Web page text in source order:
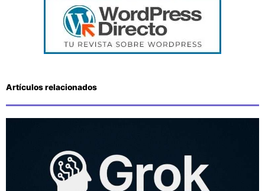
Artículos relacionados